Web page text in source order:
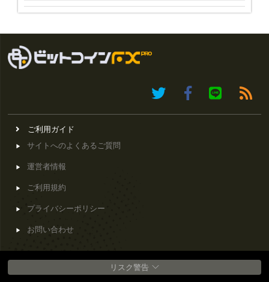
ご利用ガイド
サイトへのよくあるご質問
運営者情報
ご利用規約
プライバシーポリシー
お問い合わせ
リスク警告